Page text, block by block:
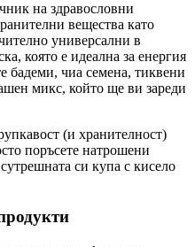
на здравословни
вещества като
универсални в
която е идеална за енергия
бадеми, чиа семена, тиквени
микс, който ще ви зареди
(и хранителност)
поръсете натрошени
си купа с кисело